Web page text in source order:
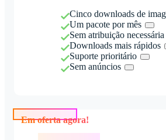
Cinco downloads de
Um pacote por mês
Sem atribuição necessária
Downloads mais rápidos
Suporte prioritário
Sem anúncios